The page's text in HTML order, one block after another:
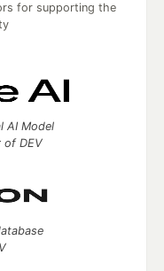
for supporting the
AI Model
of DEV